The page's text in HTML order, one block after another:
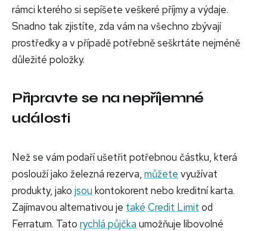
rámci kterého si sepíšete veškeré příjmy a výdaje.
Snadno tak zjistíte, zda vám na všechno zbývají
prostředky a v případě potřebně seškrtáte nejméně
důležité položky.
Připravte se na nepříjemné
události
Než se vám podaří ušetřit potřebnou částku, která
poslouží jako železná rezerva, můžete využívat
produkty, jako jsou kontokorent nebo kreditní karta.
Zajímavou alternativou je také Credit Limit od
Ferratum. Tato rychlá půjčka umožňuje libovolné